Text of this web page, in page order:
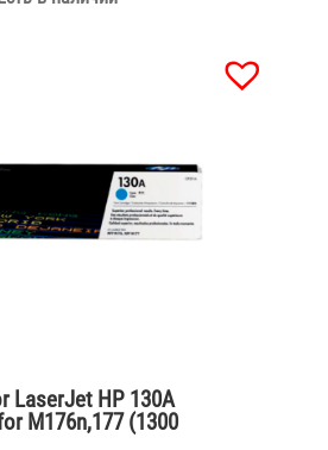
LaserJet HP 130A
M176n,177 (1300